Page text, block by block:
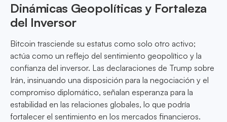
Dinámicas Geopolíticas y Fortaleza
del Inversor
Bitcoin trasciende su estatus como solo otro activo;
actúa como un reflejo del sentimiento geopolítico y la
confianza del inversor. Las declaraciones de Trump sobre
Irán, insinuando una disposición para la negociación y el
compromiso diplomático, señalan esperanza para la
estabilidad en las relaciones globales, lo que podría
fortalecer el sentimiento en los mercados financieros.